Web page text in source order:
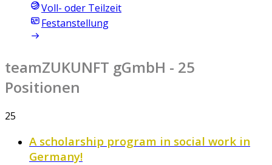
Voll- oder Teilzeit
Festanstellung
teamZUKUNFT gGmbH - 25
Positionen
25
A scholarship program in social work in
Germany!